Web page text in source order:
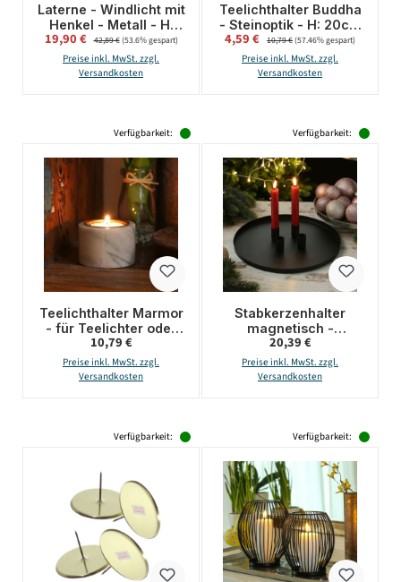
Laterne - Windlicht mit
Henkel - Metall - H:
31cm - schwarz,
kupfer
Verkaufspreis:
19,90 € Regulärer Preis:
42,89 €(53.6% gespart)
Preise inkl. MwSt. zzgl.
Versandkosten
Teelichthalter Buddha
- Steinoptik - H: 20cm
- grau
Verkaufspreis:
4,59 € Regulärer Preis:
10,79 €(57.46% gespart)
Preise inkl. MwSt. zzgl.
Versandkosten
Verfügbarkeit:
Teelichthalter Marmor
- für Teelichter oder
LED Teelichter - H:
4cm - D: 6cm - rosa
Regulärer Preis:
10,79 €
Preise inkl. MwSt. zzgl.
Versandkosten
Verfügbarkeit:
Stabkerzenhalter
magnetisch -
Kerzenständer für 4
Stabkerzen -
Kerzentablett - D:
Regulärer Preis:
20,39 €
Preise inkl. MwSt. zzgl.
Versandkosten
Verfügbarkeit: Verfügbarkeit: